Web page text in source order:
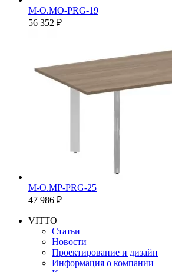
M-O.MO-PRG-19
56 352 ₽
M-O.MP-PRG-25
47 986 ₽
VITTO
Статьи
Новости
Проектирование и дизайн
Информация о компании